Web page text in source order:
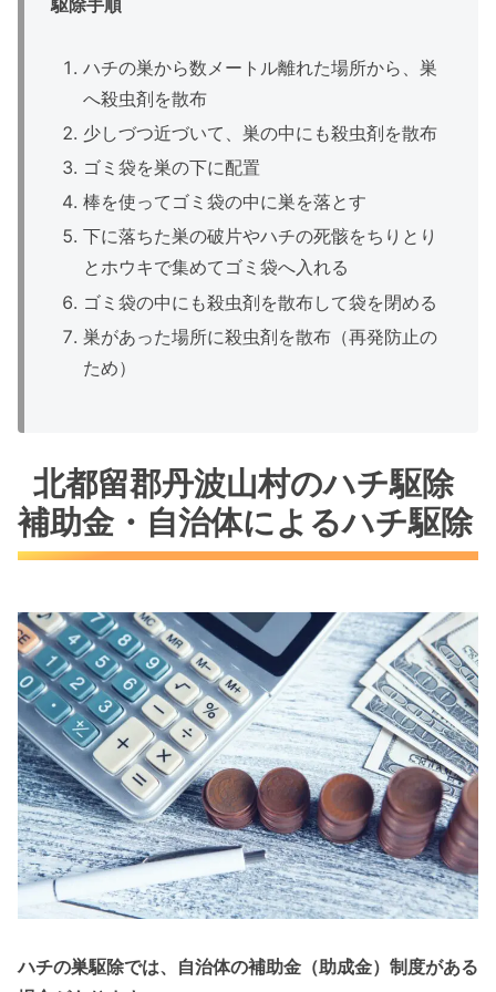
ハチの巣から数メートル離れた場所から、巣
へ殺虫剤を散布
少しづつ近づいて、巣の中にも殺虫剤を散布
ゴミ袋を巣の下に配置
棒を使ってゴミ袋の中に巣を落とす
下に落ちた巣の破片やハチの死骸をちりとり
とホウキで集めてゴミ袋へ入れる
ゴミ袋の中にも殺虫剤を散布して袋を閉める
巣があった場所に殺虫剤を散布（再発防止の
ため）
北都留郡丹波山村のハチ駆除
補助金・自治体によるハチ駆除
ハチの巣駆除では、自治体の補助金（助成金）制度がある